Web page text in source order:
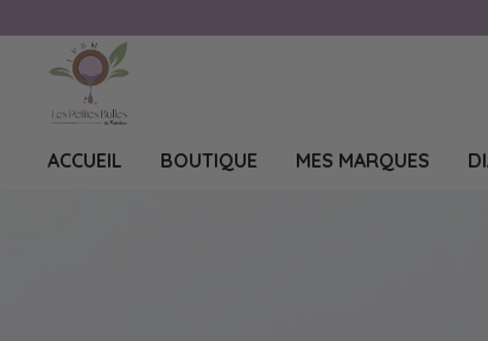
ACCUEIL BOUTIQUE MES MARQUES